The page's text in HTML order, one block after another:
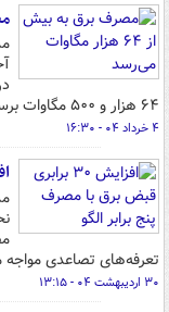
۶۴ هزار و ۵۰۰ مگاوات برسد.
۴ خرداد ۰۴ - ۱۶:۳۰
تعرفه‌های تصاعدی
۳۰ اردیبهشت ۰۴ - ۱۳:۱۵